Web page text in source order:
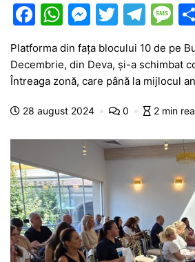
F
c
e
b
o
o
k
W
h
at
s
A
p
M
s
s
e
g
er
T
w
itt
er
T
e
gr
a
m
M
s
s
a
e
Platforma din fața blocului 10 de pe
Decembrie, din Deva, și-a schimbat
Întreaga zonă, care până la mijlocul
28 august 2024 0 2 min